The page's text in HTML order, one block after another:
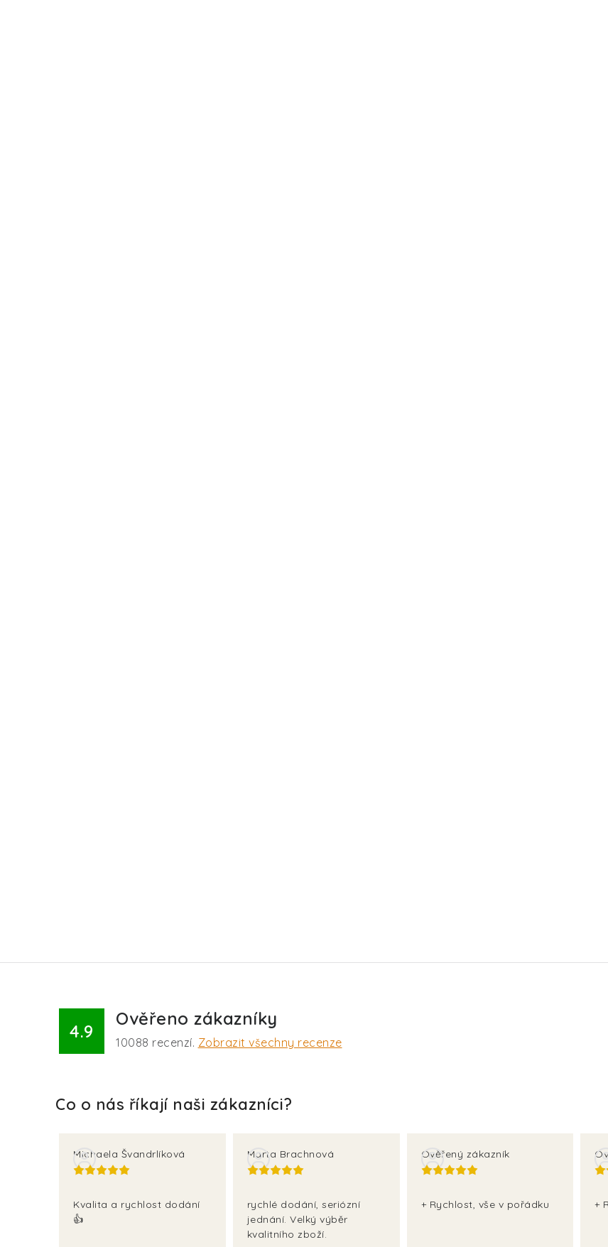
4.9
Ověřeno zákazníky
10088 recenzí. Zobrazit všechny recenze
Michaela Švandrlíková
Kvalita a rychlost dodání
👍
Marta Brachnová
rychlé dodání, seriózní
jednání. Velký výběr
kvalitního zboží.
Ověřený zákazník
+ Rychlost, vše v pořádku +